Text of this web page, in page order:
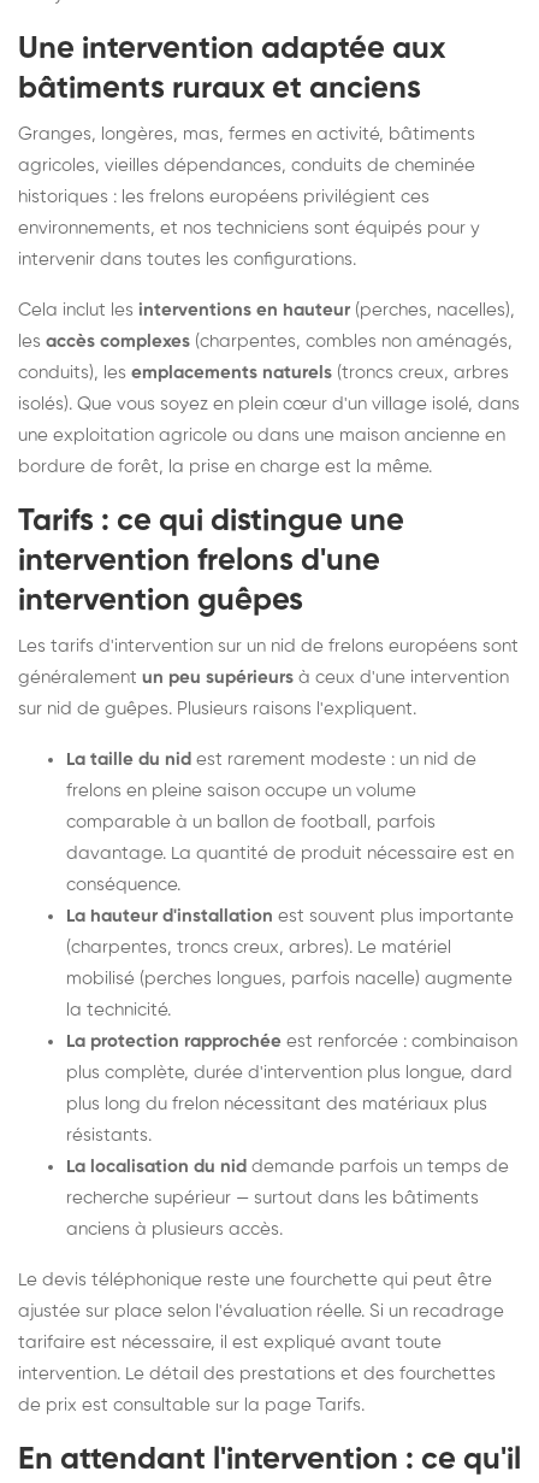
Une intervention adaptée aux
bâtiments ruraux et anciens
Granges, longères, mas, fermes en activité, bâtiments
agricoles, vieilles dépendances, conduits de cheminée
historiques : les frelons européens privilégient ces
environnements, et nos techniciens sont équipés pour y
intervenir dans toutes les configurations.
Cela inclut les interventions en hauteur (perches, nacelles),
les accès complexes (charpentes, combles non aménagés,
conduits), les emplacements naturels (troncs creux, arbres
isolés). Que vous soyez en plein cœur d'un village isolé, dans
une exploitation agricole ou dans une maison ancienne en
bordure de forêt, la prise en charge est la même.
Tarifs : ce qui distingue une
intervention frelons d'une
intervention guêpes
Les tarifs d'intervention sur un nid de frelons européens sont
généralement un peu supérieurs à ceux d'une intervention
sur nid de guêpes. Plusieurs raisons l'expliquent.
La taille du nid est rarement modeste : un nid de
frelons en pleine saison occupe un volume
comparable à un ballon de football, parfois
davantage. La quantité de produit nécessaire est en
conséquence.
La hauteur d'installation est souvent plus importante
(charpentes, troncs creux, arbres). Le matériel
mobilisé (perches longues, parfois nacelle) augmente
la technicité.
La protection rapprochée est renforcée : combinaison
plus complète, durée d'intervention plus longue, dard
plus long du frelon nécessitant des matériaux plus
résistants.
La localisation du nid demande parfois un temps de
recherche supérieur — surtout dans les bâtiments
anciens à plusieurs accès.
Le devis téléphonique reste une fourchette qui peut être
ajustée sur place selon l'évaluation réelle. Si un recadrage
tarifaire est nécessaire, il est expliqué avant toute
intervention. Le détail des prestations et des fourchettes
de prix est consultable sur la page Tarifs.
En attendant l'intervention : ce qu'il